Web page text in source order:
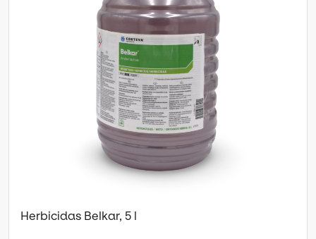
Herbicidas Belkar, 5 l